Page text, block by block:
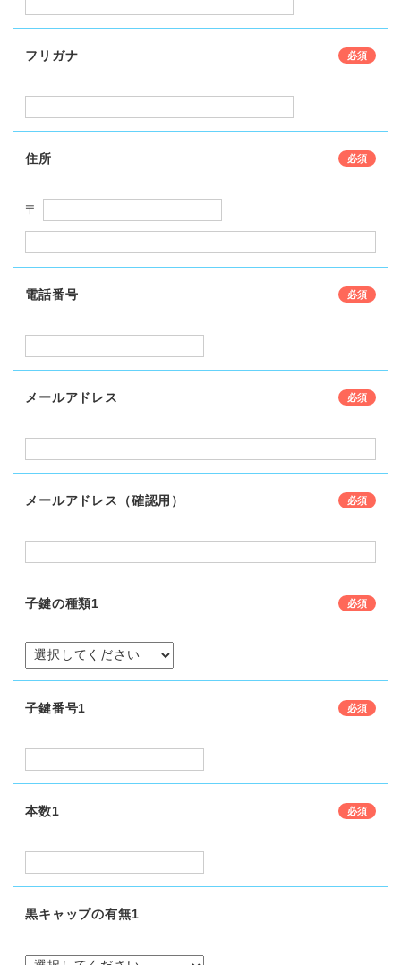
フリガナ
住所
〒
電話番号
メールアドレス
メールアドレス（確認用）
子鍵の種類1
子鍵番号1
本数1
黒キャップの有無1